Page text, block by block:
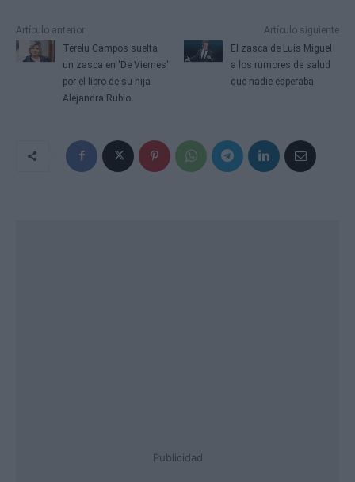
Artículo anterior
Terelu Campos suelta
un zasca en 'De Viernes'
por el libro de su hija
Alejandra Rubio
Artículo siguiente
El zasca de Luis Miguel
a los rumores de salud
que nadie esperaba
Publicidad